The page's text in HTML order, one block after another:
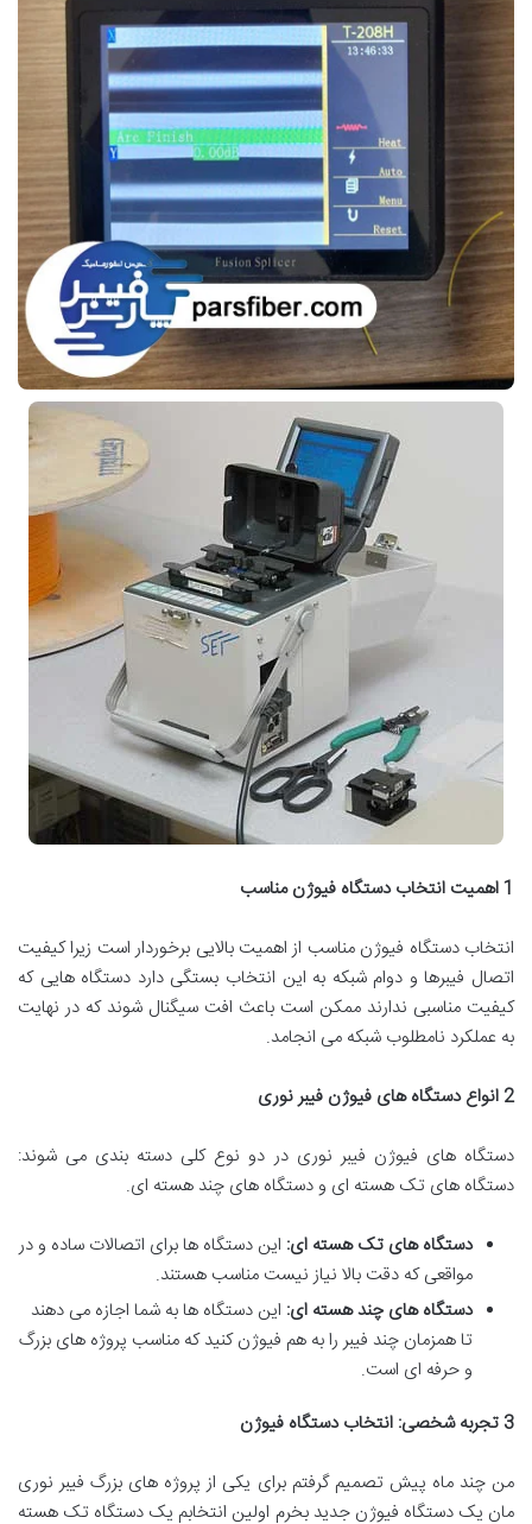
1اهمیت انتخاب دستگاه فیوژن مناسب
انتخاب دستگاه فیوژن مناسب از اهمیت بالایی برخوردار است زیرا کیفیت
اتصال فیبرها و دوام شبکه به این انتخاب بستگی دارد دستگاه هایی که
کیفیت مناسبی ندارند ممکن است باعث افت سیگنال شوند که در نهایت
به عملکرد نامطلوب شبکه می انجامد.
2 انواع دستگاه های فیوژن فیبر نوری
دستگاه های فیوژن فیبر نوری در دو نوع کلی دسته بندی می شوند:
دستگاه های تک هسته ای و دستگاه های چند هسته ای.
دستگاه های تک هسته ای: این دستگاه ها برای اتصالات ساده و در
مواقعی که دقت بالا نیاز نیست مناسب هستند.
دستگاه های چند هسته ای: این دستگاه ها به شما اجازه می دهند
تا همزمان چند فیبر را به هم فیوژن کنید که مناسب پروژه های بزرگ
و حرفه ای است.
3 تجربه شخصی: انتخاب دستگاه فیوژن
من چند ماه پیش تصمیم گرفتم برای یکی از پروژه های بزرگ فیبر نوری
مان یک دستگاه فیوژن جدید بخرم اولین انتخابم یک دستگاه تک هسته